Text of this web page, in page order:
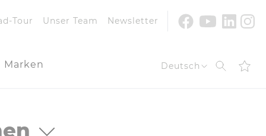
Marken
Tour Unser Team Newsletter Facebook
Youtube
Deutsch Suche